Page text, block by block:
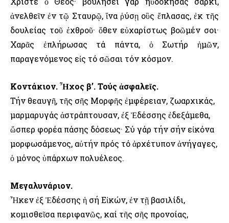
ἀνελθεῖν ἐν τῷ Σταυρῷ, ἵνα ῥύσῃ οὓς ἔπλασας, ἐκ τῆς
δουλείας τοῦ ἐχθροῦ· ὅθεν εὐχαρίστως βοῶμέν σοι·
Χαρᾶς ἐπλήρωσας τά πάντα, ὁ Σωτήρ ἡμῶν,
παραγενόμενος εἰς τό σῶσαι τόν κόσμον.
Κοντάκιον. Ἦχος β’. Τούς ἀσφαλεῖς.
Τήν θεαυγῆ, τῆς σῆς Μορφῆς ἐμφέρειαν, ζωαρχικάς,
μαρμαρυγάς ἀστράπτουσαν, ἐξ Ἐδέσσης ἐδεξάμεθα,
ὥσπερ φορέα πάσης δόσεως· Σύ γάρ τήν σήν εἰκόνα
μορφωσάμενος, αὐτήν πρός τό ἀρχέτυπον ἀνήγαγες,
ὁ μόνος ὑπάρχων πολυέλεος.
Μεγαλυνάριον.
Ἦκεν ἐξ Ἐδέσσης ἡ σή Εἰκών, ἐν τῇ βασιλίδι,
κομισθεῖσα περιφανῶς, καί τῆς σῆς προνοίας,